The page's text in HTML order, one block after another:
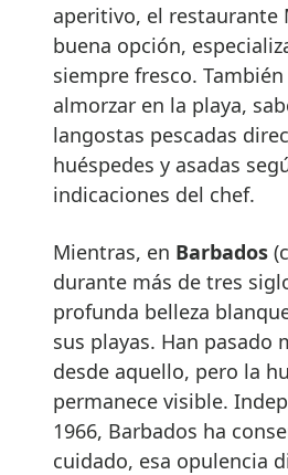
aperitivo, el restaurante
buena opción,
siempre fresco.
almorzar en la playa,
langostas pescadas
huéspedes y asadas
indicaciones del chef.
Mientras, en Barbados
durante más de tres
profunda belleza
sus playas. Han pasado
desde aquello, pero la
permanece visible.
1966, Barbados ha
cuidado, esa opulencia